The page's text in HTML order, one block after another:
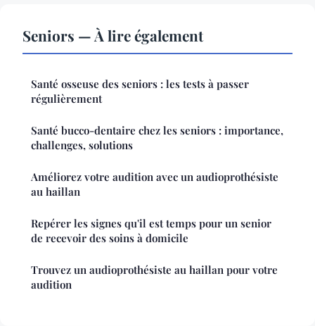
Seniors — À lire également
Santé osseuse des seniors : les tests à passer
régulièrement
Santé bucco-dentaire chez les seniors : importance,
challenges, solutions
Améliorez votre audition avec un audioprothésiste
au haillan
Repérer les signes qu'il est temps pour un senior
de recevoir des soins à domicile
Trouvez un audioprothésiste au haillan pour votre
audition